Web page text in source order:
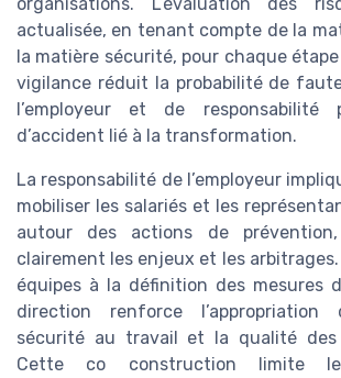
organisations. L’évaluation des
actualisée, en tenant compte de la
la matière sécurité, pour chaque
vigilance réduit la probabilité de
l’employeur et de
d’accident lié à la transformation.
La responsabilité de l’employeur
mobiliser les salariés et les
autour des actions de
clairement les enjeux et les
équipes à la définition des mesures
direction renforce
sécurité au travail et la qualité des
Cette co construction limite